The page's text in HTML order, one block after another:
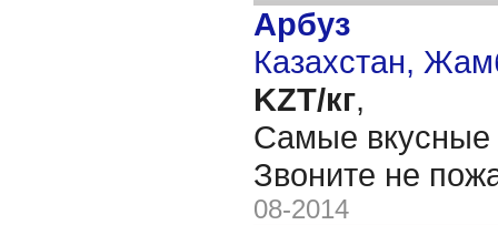
Арбуз
Казахстан,
KZT/кг,
Самые вкусные
Звоните не
08-2014